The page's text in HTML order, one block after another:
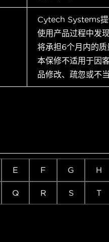
Cytech Systems提
使用产品过程中发
将承担6个月内的质
本保修不适用于因
品修改、疏忽或不
E F G H
Q R S T